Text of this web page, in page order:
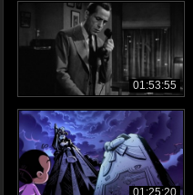
01:53:55
01:25:20